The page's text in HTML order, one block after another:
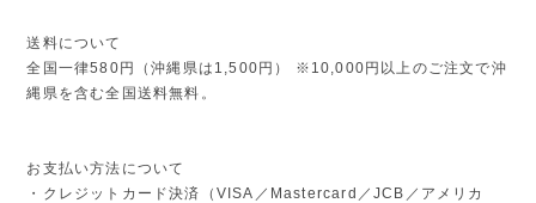
送料について
全国一律580円（沖縄県は1,500円） ※10,000円以上のご注文で沖
縄県を含む全国送料無料。
お支払い方法について
・クレジットカード決済（VISA／Mastercard／JCB／アメリカ